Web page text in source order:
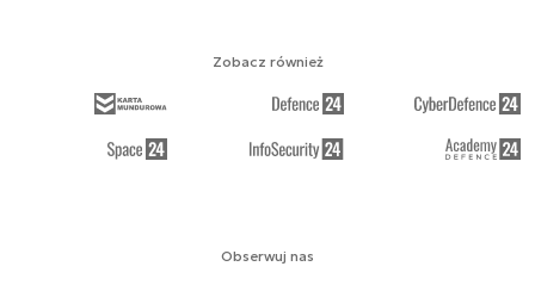
Obserwuj nas
Zobacz również